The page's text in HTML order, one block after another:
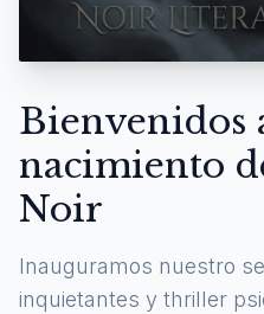
Bienvenidos
nacimiento
Noir
Inauguramos nuestro
inquietantes y thriller